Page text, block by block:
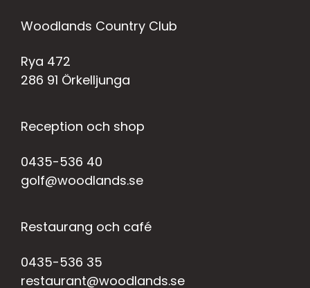
Woodlands Country Club
Rya 472
286 91 Örkelljunga
Reception och shop
0435-536 40
golf@woodlands.se
Restaurang och café
0435-536 35
restaurant@woodlands.se